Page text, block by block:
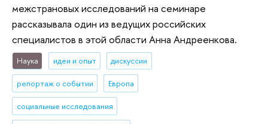
межстрановых исследований на семинаре
рассказывала один из ведущих российских
специалистов в этой области Анна Андреенкова.
Наука идеи и опыт дискуссии
репортаж о событии Европа
социальные исследования